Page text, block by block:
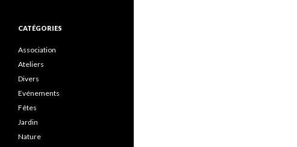
CATÉGORIES
Association
Ateliers
Divers
Evénements
Fêtes
Jardin
Nature